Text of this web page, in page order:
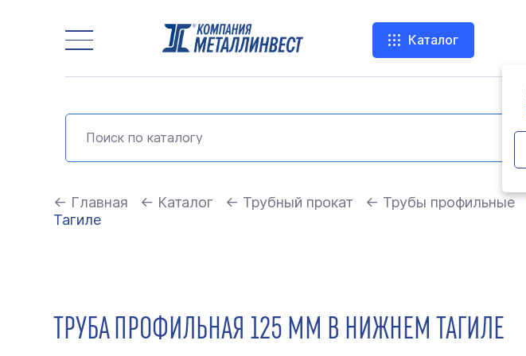
Каталог
← Главная ← Каталог ← Трубный прокат ← Трубы профильные
Тагиле
ТРУБА ПРОФИЛЬНАЯ 125 ММ В НИЖНЕМ ТАГИЛЕ